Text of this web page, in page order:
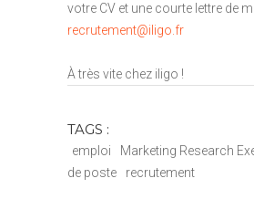
votre CV et une courte lettre de
recrutement@iligo.fr
À très vite chez iligo !
TAGS :
emploi Marketing Research
de poste
recrutement